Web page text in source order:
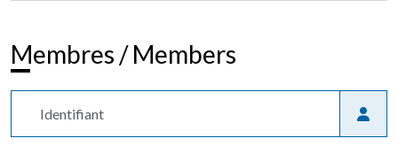
Membres / Members